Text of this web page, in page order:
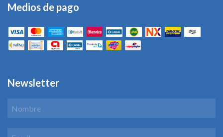
Medios de pago
Newsletter